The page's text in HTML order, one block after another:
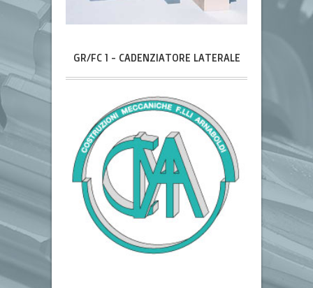
GR/FC 1 - CADENZIATORE LATERALE